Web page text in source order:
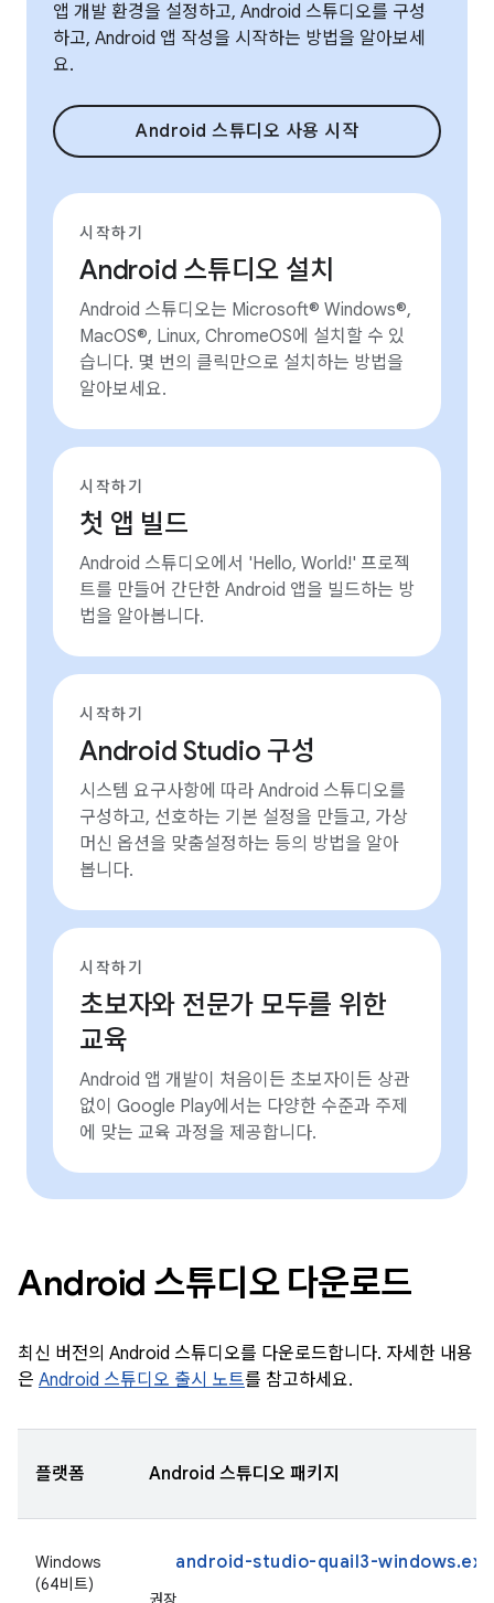
앱 개발 환경을 설정하고, Android 스튜디오를 구성
하고, Android 앱 작성을 시작하는 방법을 알아보세
요.
Android 스튜디오 사용 시작
시작하기
Android 스튜디오 설치
Android 스튜디오는 Microsoft® Windows®,
MacOS®, Linux, ChromeOS에 설치할 수 있
습니다. 몇 번의 클릭만으로 설치하는 방법을
알아보세요.
시작하기
첫 앱 빌드
Android 스튜디오에서 'Hello, World!' 프로젝
트를 만들어 간단한 Android 앱을 빌드하는 방
법을 알아봅니다.
시작하기
Android Studio 구성
시스템 요구사항에 따라 Android 스튜디오를
구성하고, 선호하는 기본 설정을 만들고, 가상
머신 옵션을 맞춤설정하는 등의 방법을 알아
봅니다.
시작하기
초보자와 전문가 모두를 위한
교육
Android 앱 개발이 처음이든 초보자이든 상관
없이 Google Play에서는 다양한 수준과 주제
에 맞는 교육 과정을 제공합니다.
Android 스튜디오 다운로드
최신 버전의 Android 스튜디오를 다운로드합니다. 자세한 내용
은 Android 스튜디오 출시 노트를 참고하세요.
플랫폼 Android 스튜디오 패키지
Windows
(64비트)
android-studio-quail3-windows.exe